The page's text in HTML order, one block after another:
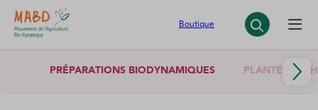
Panneau de gestion des cookies
Boutique
PRÉPARATIONS BIODYNAMIQUES PLANTES